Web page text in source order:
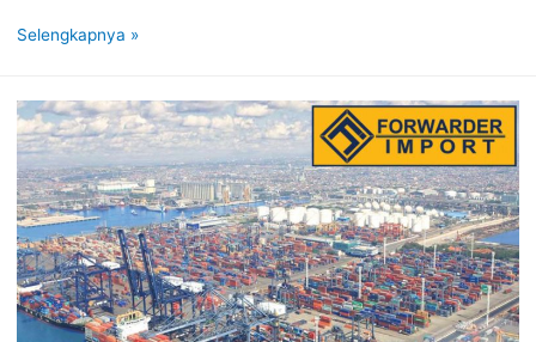
Selengkapnya »